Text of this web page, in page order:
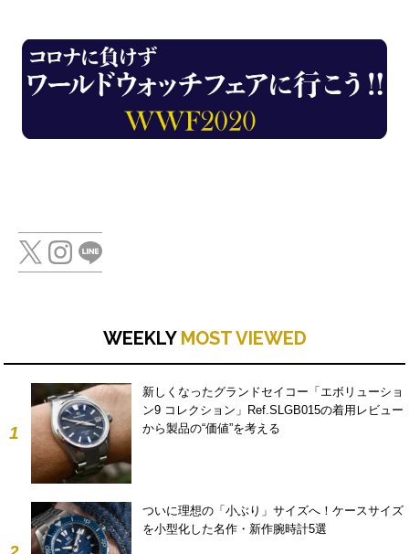
WEEKLY MOST VIEWED
1
新しくなったグランドセイコー「エボリューショ
ン9 コレクション」Ref.SLGB015の着用レビュー
から製品の“価値”を考える
ついに理想の「小ぶり」サイズへ！ケースサイズ
を小型化した名作・新作腕時計5選